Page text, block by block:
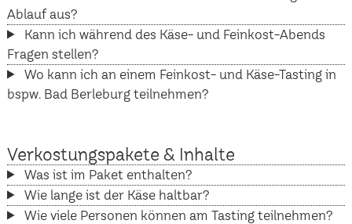
Ablauf aus?
Kann ich während des Käse- und Feinkost-Abends
Fragen stellen?
Wo kann ich an einem Feinkost- und Käse-Tasting in
bspw. Bad Berleburg teilnehmen?
Verkostungspakete & Inhalte
Was ist im Paket enthalten?
Wie lange ist der Käse haltbar?
Wie viele Personen können am Tasting teilnehmen?